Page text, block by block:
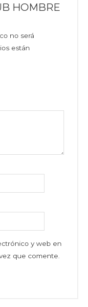
HOMBRE
no será
están
y web en
que comente.